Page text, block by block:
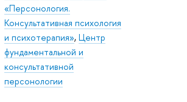
«Персонология.
Консультативная психология
и психотерапия»,Центр
фундаментальной и
консультативной
персонологии